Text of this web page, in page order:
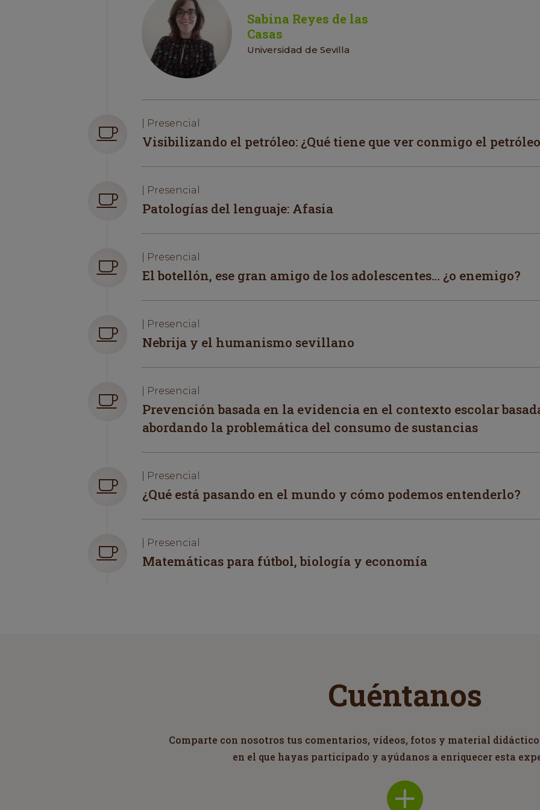
Sabina Reyes de las
Casas
Universidad de Sevilla
| Presencial
Visibilizando el petróleo: ¿Qué tiene que ver conmigo el
| Presencial
Patologías del lenguaje: Afasia
| Presencial
El botellón, ese gran amigo de los adolescentes… ¿o enemigo?
| Presencial
Nebrija y el humanismo sevillano
| Presencial
Prevención basada en la evidencia en el contexto escolar
abordando la problemática del consumo de sustancias
| Presencial
¿Qué está pasando en el mundo y cómo podemos entenderlo?
| Presencial
Matemáticas para fútbol, biología y economía
Cuéntanos
Comparte con nosotros tus comentarios, vídeos, fotos y material didáctico
en el que hayas participado y ayúdanos a enriquecer esta